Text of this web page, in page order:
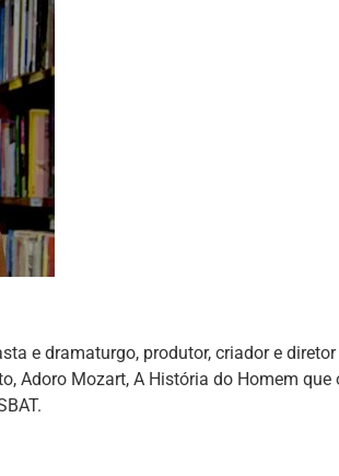
e dramaturgo, produtor, criador e
Adoro Mozart, A História do Homem